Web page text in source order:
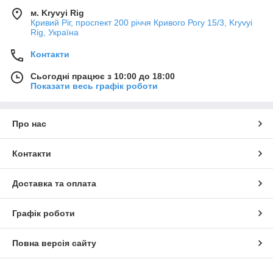
м. Kryvyi Rig
Кривий Ріг, проспект 200 річчя Кривого Рогу 15/3, Kryvyi
Rig, Україна
Контакти
Сьогодні працює з 10:00 до 18:00
Показати весь графік роботи
Про нас
Контакти
Доставка та оплата
Графік роботи
Повна версія сайту